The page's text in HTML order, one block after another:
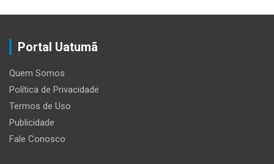
Portal Uatumã
Quem Somos
Política de Privacidade
Termos de Uso
Publicidade
Fale Conosco